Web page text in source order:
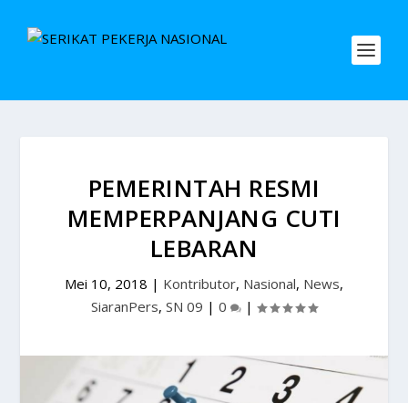
PEMERINTAH RESMI
MEMPERPANJANG CUTI
LEBARAN
Mei 10, 2018 | Kontributor, Nasional, News,
SiaranPers, SN 09 | 0 |